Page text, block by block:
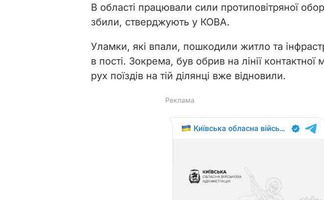
В області працювали сили протиповітряної
збили, стверджують у КОВА.
Уламки, які впали, пошкодили житло та
в пості. Зокрема, був обрив на лінії контактної
рух поїздів на тій ділянці вже відновили.